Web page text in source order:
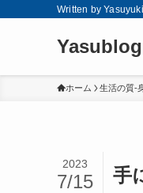
Written by
Yasublog
ホーム 生活の質-
手
2023
7/15